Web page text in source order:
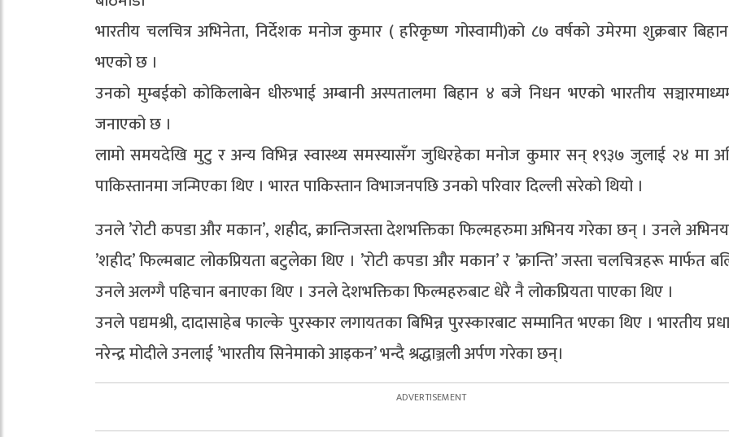
भारतीय चलचित्र अभिनेता, निर्देशक मनोज कुमार ( हरिकृष्ण गोस्वामी)को ८७ वर्षको उमेरमा शुक्रबार
भएको छ ।
उनको मुम्बईको कोकिलाबेन धीरुभाई अम्बानी अस्पतालमा बिहान ४ बजे निधन भएको भारतीय
जनाएको छ ।
लामो समयदेखि मुटु र अन्य विभिन्न स्वास्थ्य समस्यासँग जुधिरहेका मनोज कुमार सन् १९३७ जुलाई २४ मा
पाकिस्तानमा जन्मिएका थिए । भारत पाकिस्तान विभाजनपछि उनको परिवार दिल्ली सरेको थियो ।
उनले ’रोटी कपडा और मकान’, शहीद, क्रान्तिजस्ता देशभक्तिका फिल्महरुमा अभिनय गरेका छन् । उनले
’शहीद’ फिल्मबाट लोकप्रियता बटुलेका थिए । ’रोटी कपडा और मकान’ र ’क्रान्ति’ जस्ता चलचित्रहरू मार्फत
उनले अलग्गै पहिचान बनाएका थिए । उनले देशभक्तिका फिल्महरुबाट धेरै नै लोकप्रियता पाएका थिए ।
उनले पद्यमश्री, दादासाहेब फाल्के पुरस्कार लगायतका बिभिन्न पुरस्कारबाट सम्मानित भएका थिए । भारतीय
नरेन्द्र मोदीले उनलाई ’भारतीय सिनेमाको आइकन’ भन्दै श्रद्धाञ्जली अर्पण गरेका छन्।